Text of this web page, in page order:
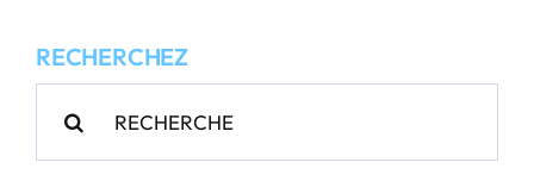
Les victimes
RECHERCHEZ